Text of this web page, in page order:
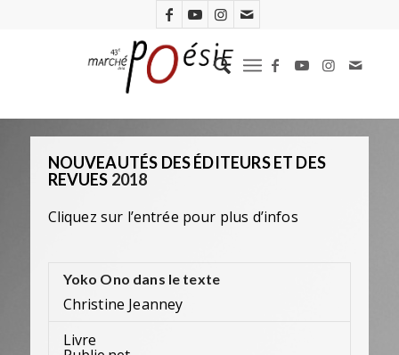
NOUVEAUTÉS DES ÉDITEURS ET DES
REVUES 2018
Cliquez sur l’entrée pour plus d’infos
Yoko Ono dans le texte
Christine Jeanney
Livre